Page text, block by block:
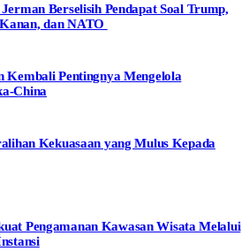
Berselisih Pendapat Soal Trump,
dan NATO
Kembali Pentingnya Mengelola
China
Kekuasaan yang Mulus Kepada
Pengamanan Kawasan Wisata Melalui